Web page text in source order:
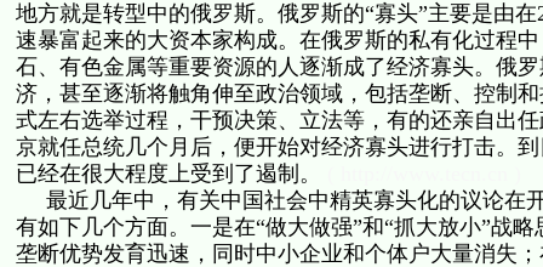
地方就是转型中的俄罗斯。俄罗斯的“寡头”主要是由
速暴富起来的大资本家构成。在俄罗斯的私有化过程
石、有色金属等重要资源的人逐渐成了经济寡头。俄
济，甚至逐渐将触角伸至政治领域，包括垄断、控制
式左右选举过程，干预决策、立法等，有的还亲自出
京就任总统几个月后，便开始对经济寡头进行打击。
已经在很大程度上受到了遏制。
最近几年中，有关中国社会中精英寡头化的议论在
有如下几个方面。一是在“做大做强”和“抓大放小”战
垄断优势发育迅速，同时中小企业和个体户大量消失